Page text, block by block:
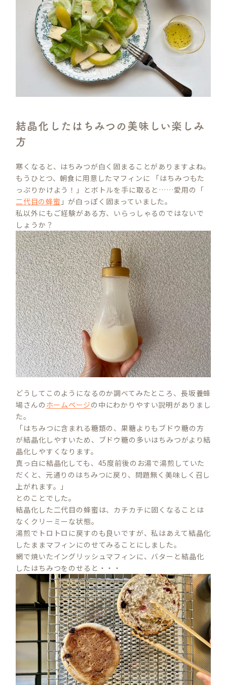
結晶化したはちみつの美味しい楽しみ
方
寒くなると、はちみつが白く固まることがありますよね。
もうひとつ、朝食に用意したマフィンに 「はちみつもた
っぷりかけよう！」とボトルを手に取ると……愛用の「
二代目の蜂蜜 」が白っぽく固まっていました。
私以外にもご経験がある方、いらっしゃるのではないで
しょうか？
どうしてこのようになるのか調べてみたところ、長坂養蜂
場さんの ホームページの中にわかりやすい説明がありまし
た。
「はちみつに含まれる糖類の、果糖よりもブドウ糖の方
が結晶化しやすいため、ブドウ糖の多いはちみつがより結
晶化しやすくなります。
真っ白に結晶化しても、45度前後のお湯で湯煎していた
だくと、元通りのはちみつに戻り、問題無く美味しく召し
上がれます。」
とのことでした。
結晶化した二代目の蜂蜜は、カチカチに固くなることは
なくクリーミーな状態。
湯煎でトロトロに戻すのも良いですが、私はあえて結晶化
したままマフィンにのせてみることにしました。
網で焼いたイングリッシュマフィンに、バターと結晶化
したはちみつをのせると・・・